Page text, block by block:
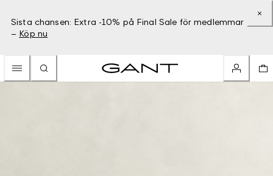
Sista chansen: Extra -10% på Final Sale för medlemmar
– Köp nu